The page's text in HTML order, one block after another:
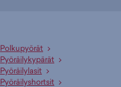
Polkupyörät
Pyöräilykypärät
Pyöräilylasit
Pyöräilyshortsit